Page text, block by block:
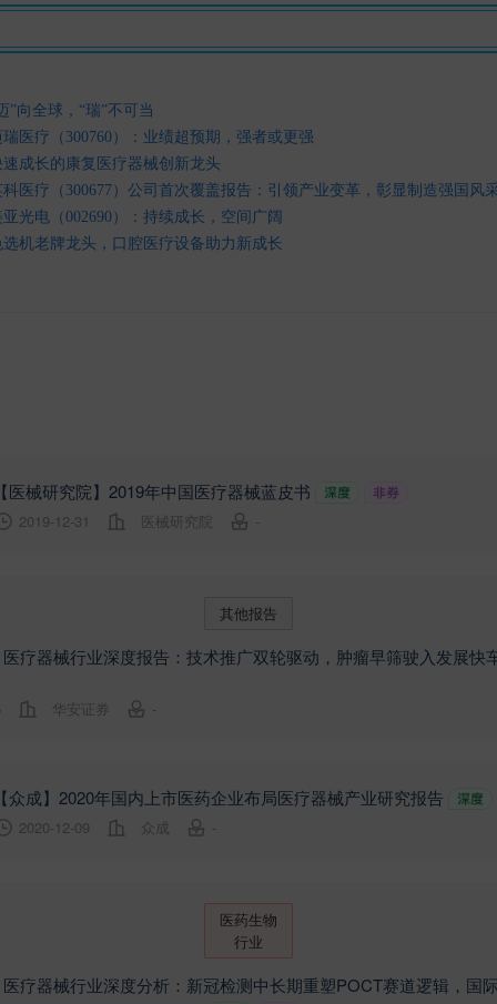
”向全球，“瑞”不可当
医疗（300760）：业绩超预期，强者或更强
成长的康复医疗器械创新龙头
医疗（300677）公司首次覆盖报告：引领产业变革，彰显制造强国风
光电（002690）：持续成长，空间广阔
机老牌龙头，口腔医疗设备助力新成长
医械研究院】2019年中国医疗器械蓝皮书
2019-12-31 医械研究院 -
其他报告
疗器械行业深度报告：技术推广双轮驱动，肿瘤早筛驶入发展快
华安证券 -
众成】2020年国内上市医药企业布局医疗器械产业研究报告
2020-12-09 众成 -
医药生物
行业
疗器械行业深度分析：新冠检测中长期重塑POCT赛道逻辑，国